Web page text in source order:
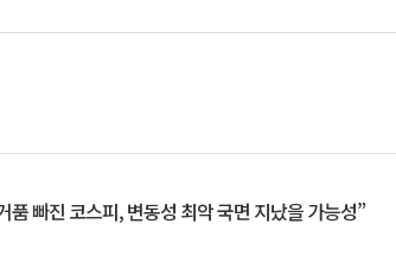
품 빠진 코스피, 변동성 최악 국면 지났을 가능성”